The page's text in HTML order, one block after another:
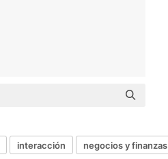
interacción negocios y finanzas